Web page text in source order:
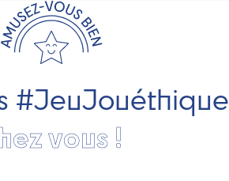
#JeuJouéthique
vous !